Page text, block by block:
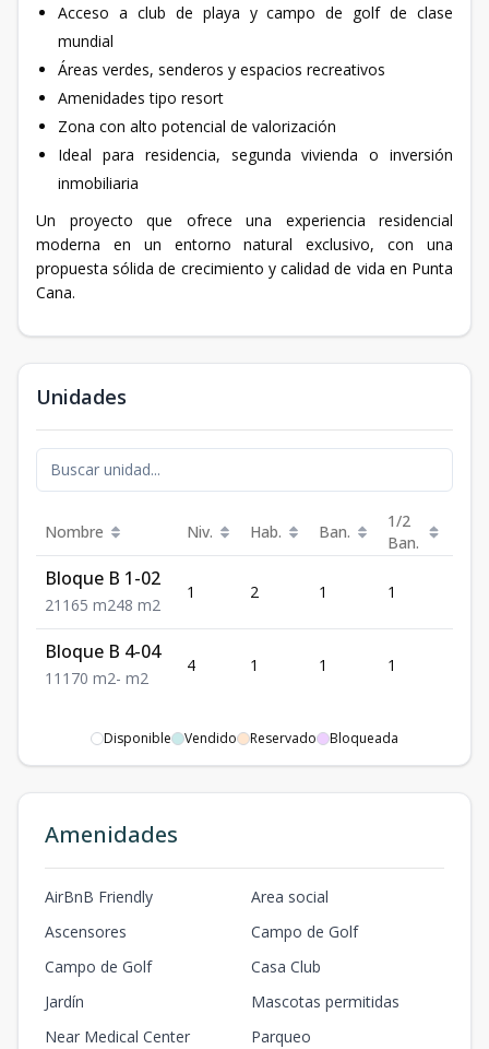
Acceso a club de playa y campo de golf de clase
mundial
Áreas verdes, senderos y espacios recreativos
Amenidades tipo resort
Zona con alto potencial de valorización
Ideal para residencia, segunda vivienda o inversión
inmobiliaria
Un proyecto que ofrece una experiencia residencial
moderna en un entorno natural exclusivo, con una
propuesta sólida de crecimiento y calidad de vida en Punta
Cana.
Unidades
Nombre Niv. Hab. Ban.
1/2
Ban.
Bloque B 1-02
21 1 65 m248 m2
1 2 1 1
Bloque B 4-04
1 1 1 70 m2- m2
4 1 1 1
Disponible Vendido Reservado Bloqueada
Amenidades
AirBnB Friendly
Area social
Ascensores
Campo de Golf
Campo de Golf
Casa Club
Jardín
Mascotas permitidas
Near Medical Center
Parqueo